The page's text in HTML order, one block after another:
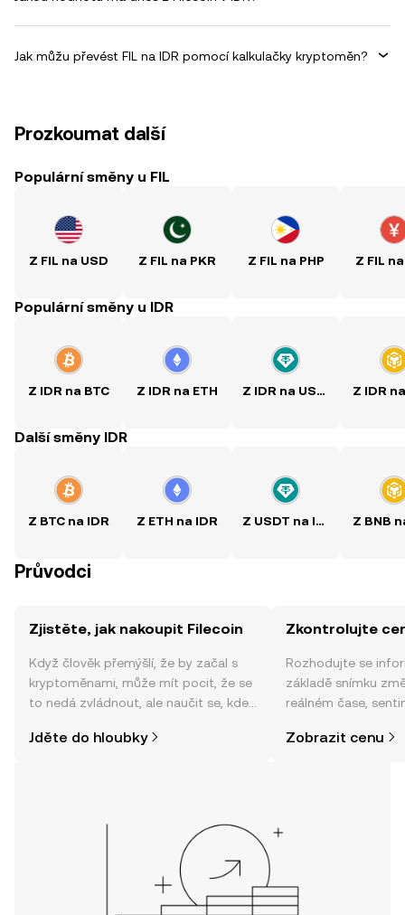
Jak můžu převést FIL na IDR pomocí kalkulačky kryptoměn?
Prozkoumat další
Populární směny u FIL
Z FIL na USD Z FIL na PKR Z FIL na PHP Z FIL
Populární směny u IDR
Z IDR na BTC Z IDR na ETH Z IDR na USDT Z IDR
Další směny IDR
Z BTC na IDR Z ETH na IDR Z USDT na IDR Z BNB
Průvodci
Zjistěte, jak nakoupit Filecoin
Když člověk přemýšlí, že by začal s
kryptoměnami, může mít pocit, že se
to nedá zvládnout, ale naučit se, kde
jednodušší, než si myslíte. Odstartujte
Jděte do hloubky
Zkontrolujte
Rozhodujte se
základě snímku
reálném čase,
Zobrazit cenu